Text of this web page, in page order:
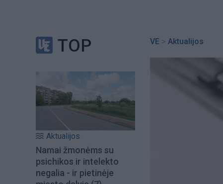
TOP
Aktualijos
Namai žmonėms su
psichikos ir intelekto
negalia - ir pietinėje
VE > Aktualijos